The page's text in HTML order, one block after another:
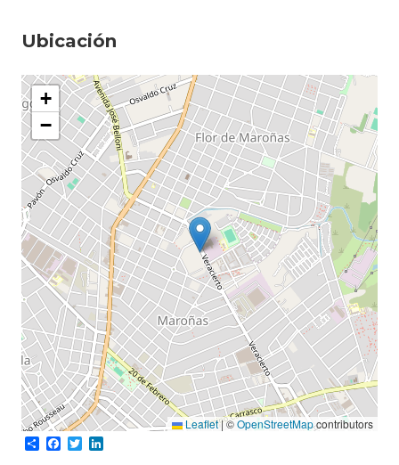
Ubicación
+
−
Leaflet |©OpenStreetMapcontributors
ShareFacebook
Twitter